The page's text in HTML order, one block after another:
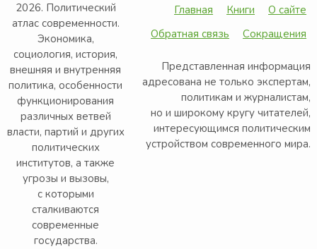
2026. Политический
атлас современности.
Экономика,
социология, история,
внешняя и внутренняя
политика, особенности
функционирования
различных ветвей
власти, партий и других
политических
институтов, а также
угрозы и вызовы,
с которыми
сталкиваются
современные
государства.
Главная Книги
О сайте
Обратная связь
Сокращения
Представленная информация
адресована не только экспертам,
политикам и журналистам,
но и широкому кругу читателей,
интересующимся политическим
устройством современного мира.